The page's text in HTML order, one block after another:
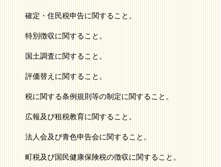
確定・住民税申告に関すること。
特別徴収に関すること。
国土調査に関すること。
評価替えに関すること。
税に関する条例規則等の制定に関すること。
広報及び租税教育に関すること。
法人会及び青色申告会に関すること。
町税及び国民健康保険税の徴収に関すること。